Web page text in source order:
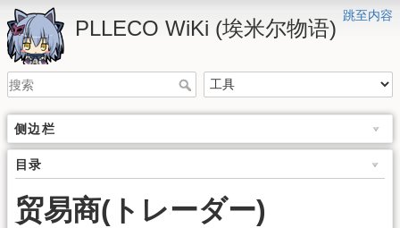
跳至内容
PLLECO WiKi (埃米尔物语)
侧边栏
目录
贸易商(トレーダー)